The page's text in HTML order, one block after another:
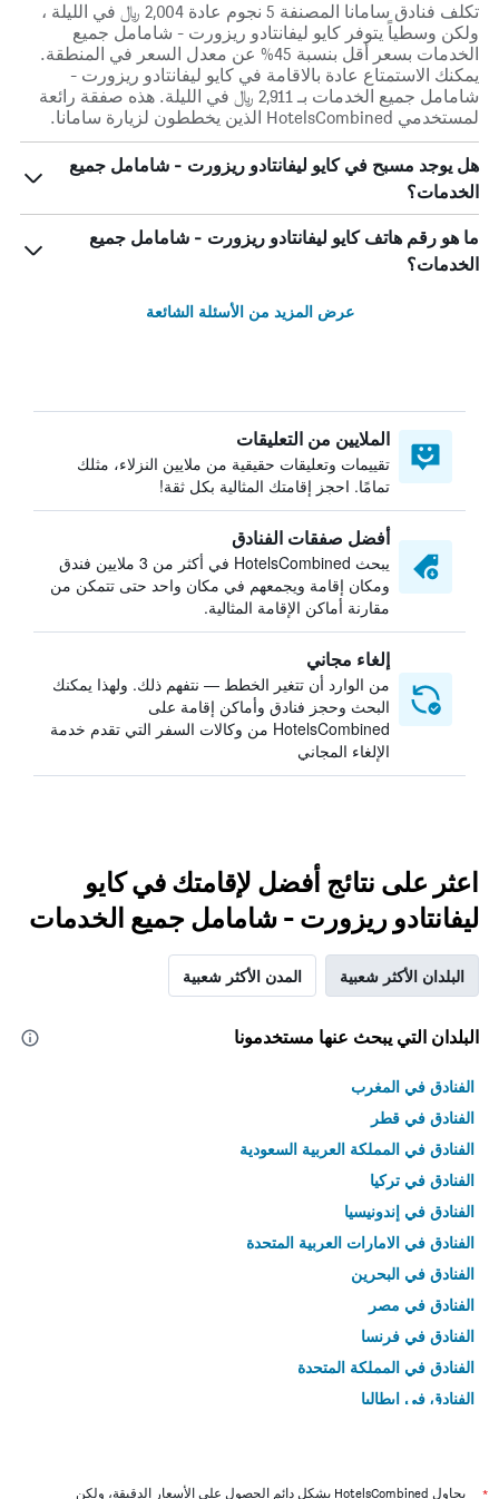
تكلف فنادق سامانا المصنفة 5 نجوم عادة 2,004 ﷼ في الليلة ،
ولكن وسطياً يتوفر كايو ليفانتادو ريزورت - شامامل جميع
الخدمات بسعر أقل بنسبة 45% عن معدل السعر في المنطقة.
يمكنك الاستمتاع عادة بالاقامة في كايو ليفانتادو ريزورت -
شامامل جميع الخدمات بـ 2,911 ﷼ في الليلة. هذه صفقة رائعة
لمستخدمي HotelsCombined الذين يخططون لزيارة سامانا.
هل يوجد مسبح في كايو ليفانتادو ريزورت - شامامل جميع
الخدمات؟
ما هو رقم هاتف كايو ليفانتادو ريزورت - شامامل جميع
الخدمات؟
عرض المزيد من الأسئلة الشائعة
الملايين من التعليقات
تقييمات وتعليقات حقيقية من ملايين النزلاء، مثلك
تمامًا. احجز إقامتك المثالية بكل ثقة!
أفضل صفقات الفنادق
يبحث HotelsCombined في أكثر من 3 ملايين فندق
ومكان إقامة ويجمعهم في مكان واحد حتى تتمكن من
مقارنة أماكن الإقامة المثالية.
إلغاء مجاني
من الوارد أن تتغير الخطط — نتفهم ذلك. ولهذا يمكنك
البحث وحجز فنادق وأماكن إقامة على
HotelsCombined من وكالات السفر التي تقدم خدمة
الإلغاء المجاني
اعثر على نتائج أفضل لإقامتك في كايو
ليفانتادو ريزورت - شامامل جميع الخدمات
البلدان الأكثر شعبية المدن الأكثر شعبية
البلدان التي يبحث عنها مستخدمونا
الفنادق في المغرب
الفنادق في قطر
الفنادق في المملكة العربية السعودية
الفنادق في تركيا
الفنادق في إندونيسيا
الفنادق في الامارات العربية المتحدة
الفنادق في البحرين
الفنادق في مصر
الفنادق في فرنسا
الفنادق في المملكة المتحدة
الفنادق في إيطاليا
يحاول HotelsCombined بشكل دائم الحصول على الأسعار الدقيقة، ولكن